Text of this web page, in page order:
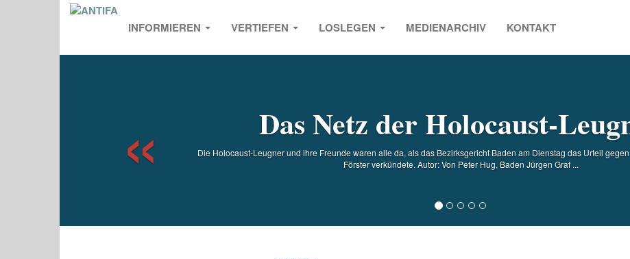
INFORMIEREN VERTIEFEN LOSLEGEN MEDIENARCHIV KONTAKT
Das Netz der Holocaust-
Die Holocaust-Leugner und ihre Freunde waren alle da, als das Bezirksgericht Baden am Dienstag das Urteil
Förster verkündete. Autor: Von Peter Hug, Baden Jürgen Graf ...